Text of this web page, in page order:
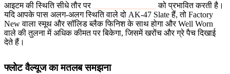
आइटम की स्थिति सीधे तौर पर
को प्रभावित करती है।
यदि आपके पास अलग-अलग स्थिति वाले दो AK-47 Slate हैं, तो Factory
New वाला स्मूथ और सॉलिड ब्लैक फिनिश के साथ होगा और Well Worn
वाले की तुलना में अधिक कीमत पर बिकेगा, जिसमें खरोंच और ग्रे पैच दिखाई
देते हैं।
फ्लोट वैल्यूज का मतलब समझना